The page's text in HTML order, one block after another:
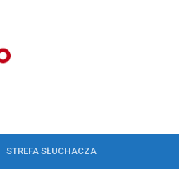
STREFA SŁUCHACZA